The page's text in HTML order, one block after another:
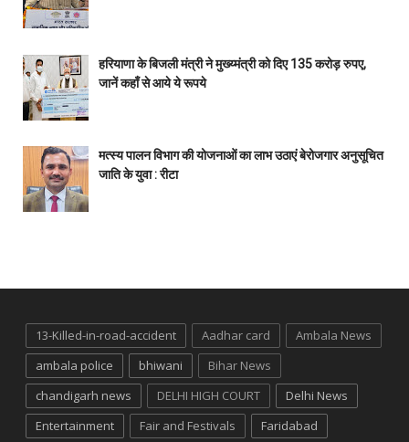
हरियाणा के बिजली मंत्री ने मुख्य्मंत्री को दिए 135 करोड़ रुपए,
जानें कहाँ से आये ये रूपये
मत्स्य पालन विभाग की योजनाओं का लाभ उठाएं बेरोजगार अनुसूचित
जाति के युवा : रीटा
13-Killed-in-road-accident Aadhar card
Ambala News
ambala police
bhiwani
Bihar News
chandigarh news
DELHI HIGH COURT
Delhi News
Entertainment
Fair and Festivals
Faridabad